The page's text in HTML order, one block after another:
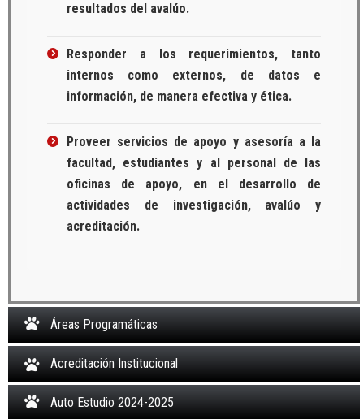
resultados del avalúo.
Responder a los requerimientos, tanto
internos como externos, de datos e
información, de manera efectiva y ética.
Proveer servicios de apoyo y asesoría a la
facultad, estudiantes y al personal de las
oficinas de apoyo, en el desarrollo de
actividades de investigación, avalúo y
acreditación.
Áreas Programáticas
Acreditación Institucional
Auto Estudio 2024-2025